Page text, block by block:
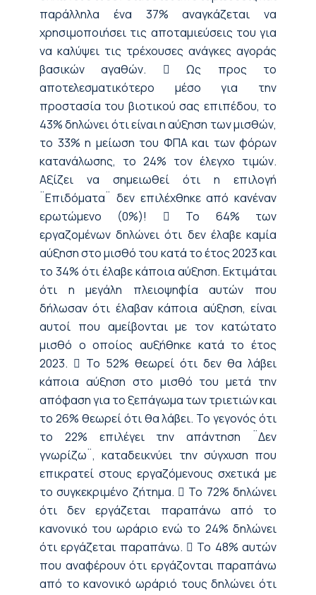
παράλληλα ένα 37% αναγκάζεται να
χρησιμοποιήσει τις αποταμιεύσεις του για
να καλύψει τις τρέχουσες ανάγκες αγοράς
βασικών αγαθών.  Ως προς το
αποτελεσματικότερο μέσο για την
προστασία του βιοτικού σας επιπέδου, το
43% δηλώνει ότι είναι η αύξηση των μισθών,
το 33% η μείωση του ΦΠΑ και των φόρων
κατανάλωσης, το 24% τον έλεγχο τιμών.
Αξίζει να σημειωθεί ότι η επιλογή
¨Επιδόματα¨ δεν επιλέχθηκε από κανέναν
ερωτώμενο (0%)!  Το 64% των
εργαζομένων δηλώνει ότι δεν έλαβε καμία
αύξηση στο μισθό του κατά το έτος 2023 και
το 34% ότι έλαβε κάποια αύξηση. Εκτιμάται
ότι η μεγάλη πλειοψηφία αυτών που
δήλωσαν ότι έλαβαν κάποια αύξηση, είναι
αυτοί που αμείβονται με τον κατώτατο
μισθό ο οποίος αυξήθηκε κατά το έτος
2023.  Το 52% θεωρεί ότι δεν θα λάβει
κάποια αύξηση στο μισθό του μετά την
απόφαση για το ξεπάγωμα των τριετιών και
το 26% θεωρεί ότι θα λάβει. Το γεγονός ότι
το 22% επιλέγει την απάντηση ¨Δεν
γνωρίζω¨, καταδεικνύει την σύγχυση που
επικρατεί στους εργαζόμενους σχετικά με
το συγκεκριμένο ζήτημα.  Το 72% δηλώνει
ότι δεν εργάζεται παραπάνω από το
κανονικό του ωράριο ενώ το 24% δηλώνει
ότι εργάζεται παραπάνω.  Το 48% αυτών
που αναφέρουν ότι εργάζονται παραπάνω
από το κανονικό ωράριό τους δηλώνει ότι